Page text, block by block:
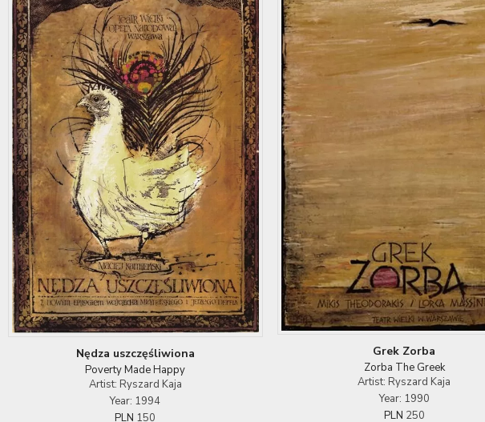
Nędza uszczęśliwiona
Poverty Made Happy
Artist: Ryszard Kaja
Year: 1994
PLN 150
Grek Zorba
Zorba The Greek
Artist: Ryszard Kaja
Year: 1990
PLN 250